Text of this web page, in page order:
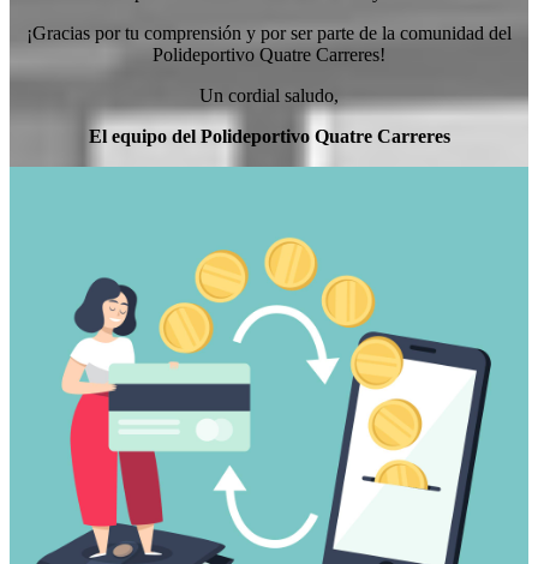
¡Gracias por tu comprensión y por ser parte de la comunidad del
Polideportivo Quatre Carreres!
Un cordial saludo,
El equipo del Polideportivo Quatre Carreres